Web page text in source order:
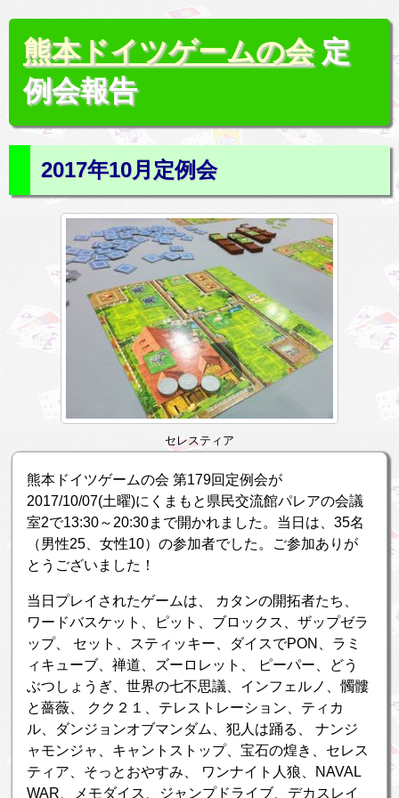
熊本ドイツゲームの会定
例会報告
2017年10月定例会
セレスティア
熊本ドイツゲームの会 第179回定例会が
2017/10/07(土曜)にくまもと県民交流館パレアの会議
室2で13:30～20:30まで開かれました。当日は、35名
（男性25、女性10）の参加者でした。ご参加ありが
とうございました！
当日プレイされたゲームは、 カタンの開拓者たち、
ワードバスケット、ピット、ブロックス、ザップゼラ
ップ、 セット、スティッキー、ダイスでPON、ラミ
ィキューブ、禅道、ズーロレット、 ピーパー、どう
ぶつしょうぎ、世界の七不思議、インフェルノ、髑髏
と薔薇、 クク２１、テレストレーション、ティカ
ル、ダンジョンオブマンダム、犯人は踊る、 ナンジ
ャモンジャ、キャントストップ、宝石の煌き、セレス
ティア、そっとおやすみ、 ワンナイト人狼、NAVAL
WAR、メモダイス、ジャンプドライブ、デカスレイ